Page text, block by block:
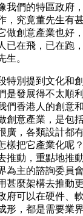
我們的特區政府
，究竟董先生有
做創意產業也好
已在飛，已在跑
生。
特別提到文化和
是發展得不太順
們香港人的創意
創意產業，是包
廣，各類設計都
樣把它產業化呢
推動，重點地推
為主的諮詢委員
甚麼架構去推動
府可以在硬件、
形，都是需要業